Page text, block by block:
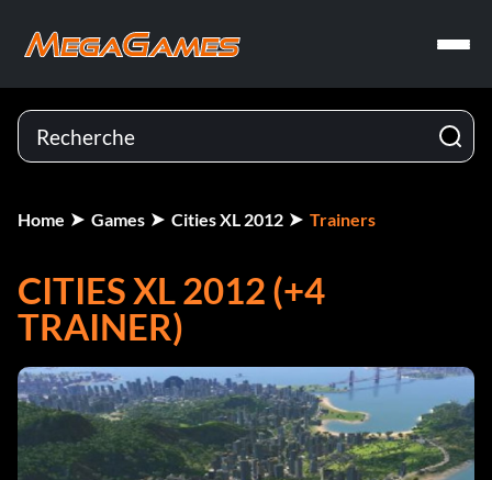
Home Games Cities XL 2012 Trainers
CITIES XL 2012 (+4
TRAINER)